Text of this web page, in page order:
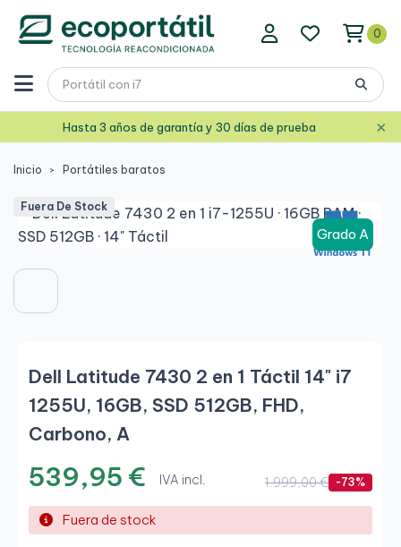
0
Hasta 3 años de garantía y 30 días de prueba ×
Inicio Portátiles baratos
Grado A
Fuera De Stock
Dell Latitude 7430 2 en 1 Táctil 14" i7
1255U, 16GB, SSD 512GB, FHD,
Carbono, A
539,95 € IVA incl. 1.999,00 € -73%
Fuera de stock